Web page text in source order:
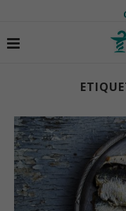
Inici